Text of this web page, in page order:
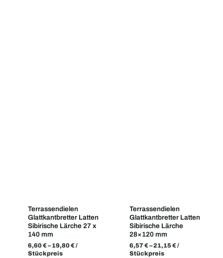
Terrassendielen
Glattkantbretter Latten
Sibirische Lärche 27 x
140 mm
6,60€–19,80€/
Stückpreis
Terrassendielen
Glattkantbretter Latten
Sibirische Lärche
28×120 mm
6,57€–21,15€/
Stückpreis